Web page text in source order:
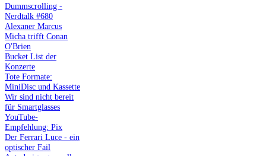
Dummscrolling -
Nerdtalk #680
Alexaner Marcus
Micha trifft Conan
O'Brien
Bucket List der
Konzerte
Tote Formate:
MiniDisc und Kassette
Wir sind nicht bereit
für Smartglasses
YouTube-
Empfehlung: Pix
Der Ferrari Luce - ein
optischer Fail